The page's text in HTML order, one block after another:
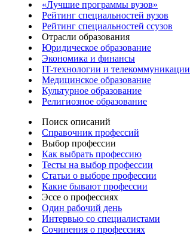
«Лучшие программы вузов»
Рейтинг специальностей вузов
Рейтинг специальностей ссузов
Отрасли образования
Юридическое образование
Экономика и финансы
IT-технологии и телекоммуникации
Медицинское образование
Культурное образование
Религиозное образование
Поиск описаний
Справочник профессий
Выбор профессии
Как выбрать профессию
Тесты на выбор профессии
Статьи о выборе профессии
Какие бывают профессии
Эссе о профессиях
Один рабочий день
Интервью со специалистами
Сочинения о профессиях